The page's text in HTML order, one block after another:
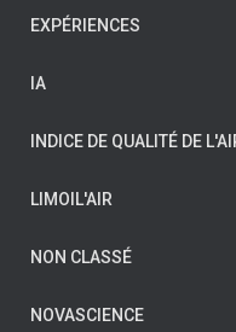
EXPÉRIENCES
IA
INDICE DE QUALITÉ DE
LIMOIL'AIR
NON CLASSÉ
NOVASCIENCE